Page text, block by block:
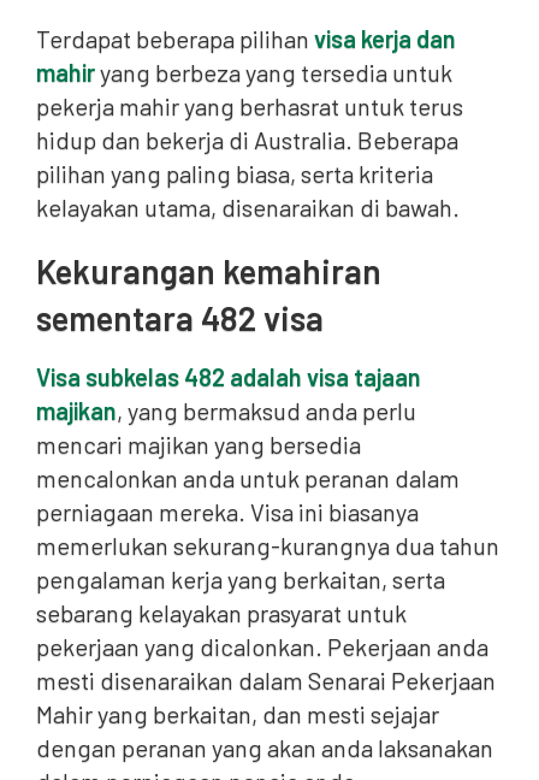
Terdapat beberapa pilihan visa kerja dan
mahiryang berbeza yang tersedia untuk
pekerja mahir yang berhasrat untuk terus
hidup dan bekerja di Australia. Beberapa
pilihan yang paling biasa, serta kriteria
kelayakan utama, disenaraikan di bawah.
Kekurangan kemahiran
sementara 482 visa
Visa subkelas 482 adalah visa tajaan
majikan, yang bermaksud anda perlu
mencari majikan yang bersedia
mencalonkan anda untuk peranan dalam
perniagaan mereka. Visa ini biasanya
memerlukan sekurang-kurangnya dua tahun
pengalaman kerja yang berkaitan, serta
sebarang kelayakan prasyarat untuk
pekerjaan yang dicalonkan. Pekerjaan anda
mesti disenaraikan dalam Senarai Pekerjaan
Mahir yang berkaitan, dan mesti sejajar
dengan peranan yang akan anda laksanakan